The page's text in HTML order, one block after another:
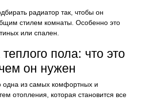
радиатор так, чтобы он
стилем комнаты. Особенно это
или спален.
пола: что это
он нужен
из самых комфортных и
отопления, которая становится все